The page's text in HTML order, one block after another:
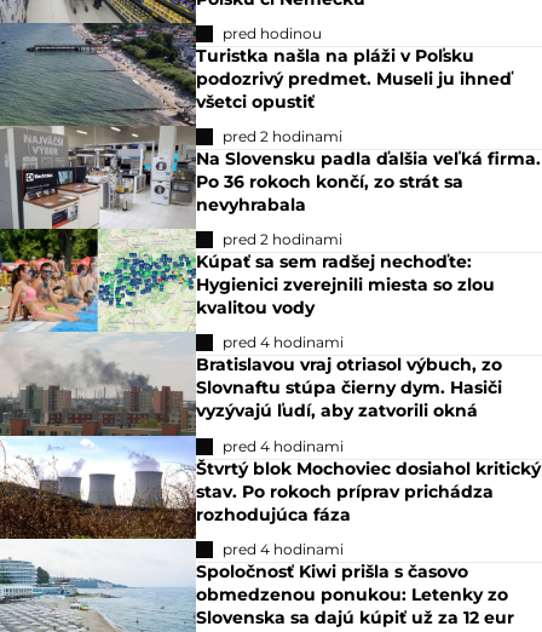
pred hodinou
Turistka našla na pláži v Poľsku
podozrivý predmet. Museli ju ihneď
všetci opustiť
pred 2 hodinami
Na Slovensku padla ďalšia veľká firma.
Po 36 rokoch končí, zo strát sa
nevyhrabala
pred 2 hodinami
Kúpať sa sem radšej nechoďte:
Hygienici zverejnili miesta so zlou
kvalitou vody
pred 4 hodinami
Bratislavou vraj otriasol výbuch, zo
Slovnaftu stúpa čierny dym. Hasiči
vyzývajú ľudí, aby zatvorili okná
pred 4 hodinami
Štvrtý blok Mochoviec dosiahol kritický
stav. Po rokoch príprav prichádza
rozhodujúca fáza
pred 4 hodinami
Spoločnosť Kiwi prišla s časovo
obmedzenou ponukou: Letenky zo
Slovenska sa dajú kúpiť už za 12 eur